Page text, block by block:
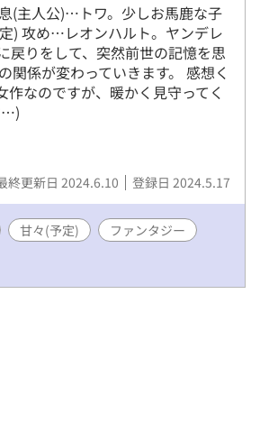
(主人公)…トワ。少しお馬鹿な子
) 攻め…レオンハルト。ヤンデレ
戻りをして、突然前世の記憶を思
関係が変わっていきます。 感想く
なのですが、暖かく見守ってく
…)
終更新日 2024.6.10 登録日 2024.5.17
甘々(予定)
ファンタジー